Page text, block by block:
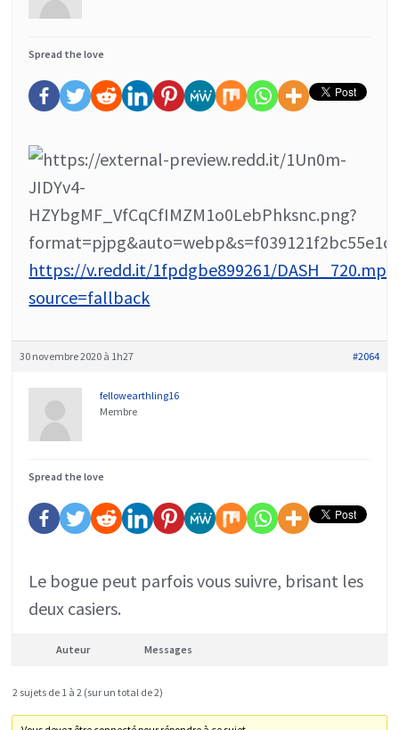
Spread the love
https://v.redd.it/1fpdgbe899261/
source=fallback
30 novembre 2020 à 1h27 #2064
fellowearthling16
Membre
Spread the love
Le bogue peut parfois vous suivre, brisant les
deux casiers.
Auteur Messages
2 sujets de 1 à 2 (sur un total de 2)